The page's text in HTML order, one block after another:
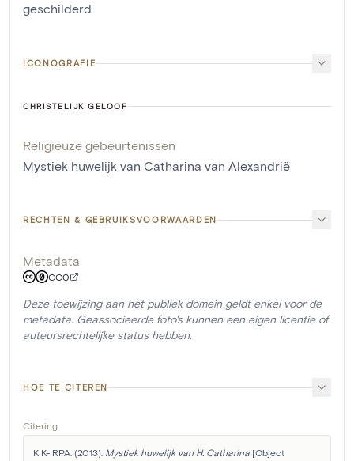
geschilderd
ICONOGRAFIE
CHRISTELIJK GELOOF
Religieuze gebeurtenissen
Mystiek huwelijk van Catharina van Alexandrië
RECHTEN & GEBRUIKSVOORWAARDEN
Metadata
CC0
Deze toewijzing aan het publiek domein geldt enkel voor de
metadata. Geassocieerde foto's kunnen een eigen licentie of
auteursrechtelijke status hebben.
HOE TE CITEREN
Citering
KIK-IRPA. (2013). Mystiek huwelijk van H. Catharina [Object